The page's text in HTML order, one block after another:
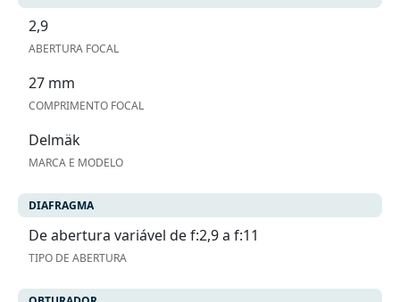
2,9
ABERTURA FOCAL
27 mm
COMPRIMENTO FOCAL
Delmäk
MARCA E MODELO
DIAFRAGMA
De abertura variável de f:2,9 a f:11
TIPO DE ABERTURA